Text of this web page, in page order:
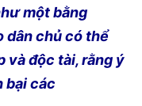
một bằng
dân chủ có thể
và độc tài, rằng ý
bại các